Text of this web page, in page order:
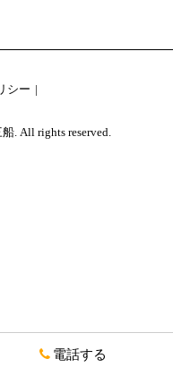
シー
. All rights reserved.
電話する